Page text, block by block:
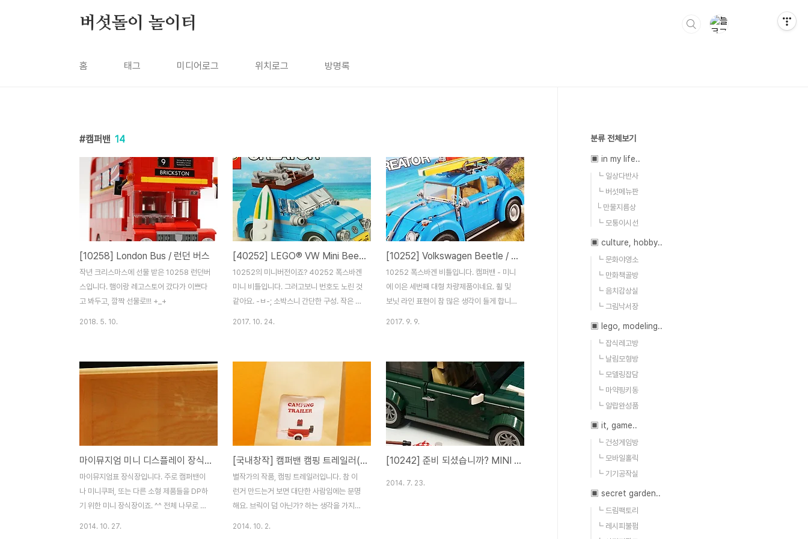
버섯돌이 놀이터
홈 태그 미디어로그 위치로그 방명록
캠퍼밴 14
[10258] London Bus / 런던 버스
작년 크리스마스에 선물 받은 10258 런던버
스입니다. 햄이랑 레고스토어 갔다가 이쁘다
고 봐두고, 깜짝 선물로!!! +_+
2018. 5. 10.
[40252] LEGO® VW Mini Beetle / 폭스바겐 미니 비틀
10252의 미니버전이죠? 40252 폭스바겐
미니 비틀입니다. 그러고보니 번호도 노린 것
같아요. -ㅂ-; 소박스니 간단한 구성. 작은 제
뚝딱뚝딱 본체 완성. 사실 라인 표현이
10252에서도 만만치 않는 차량인질라.. 미
니에서는 표현의 한계가 많은데, 많이 간결화
한 모습이 보입니다. 대신 위에 올리는 짐은
퍼펙트하네요. ㅋ 제법 귀여운 미니비틀입니
다. 10252와 비교하면, 그래도 역시 가족임
을 알 수 있죠. 10252의 뒤쪽 라인은 지금봐
도 예술이네요. 꼬마 삼총사. 캠퍼밴, 비틀, 미
니사실 미니가 가장 귀엽습니다. 이런 녀석..
2017. 10. 24.
[10252] Volkswagen Beetle / 폭스바겐 비틀
10252 폭스바겐 비틀입니다. 캠퍼밴 - 미니
에 이은 세번째 대형 차량제품이네요. 휠 및
보닛 라인 표현이 참 많은 생각이 들게 합니
- 미니를 이렇게 두니 뿌듯하네요. 최근에 런
던 2층 버스도 나왔으니, 이 라인업이 어떻게
이어져 나갈지도 궁금하네요.
2017. 9. 9.
마이뮤지엄 미니 디스플레이 장식장 ^^)b
마이뮤지엄표 장식장입니다. 주로 캠퍼밴이
나 미니쿠퍼, 또는 다른 소형 제품들을 DP하
기 위한 미니 장식장이죠. ^^ 전체 나무로 되
2014. 10. 27.
[국내창작] 캠퍼밴 캠핑 트레일러(Camping Trailer)
별작가의 작품, 캠핑 트레일러입니다. 참 이
런거 만드는거 보면 대단한 사람임에는 분명
해요. 브릭이 덤 아닌가? 하는 생각을 가지게
2014. 10. 2.
[10242] 준비 되셨습니까? MINI Cooper가 나왔습니다!
2014. 7. 23.
분류 전체보기
▣ in my life..
┗ 일상다반사
┗ 버섯메뉴판
└ 만물지름상
┗ 모퉁이시선
▣ culture, hobby..
┗ 문화야영소
┗ 만화책골방
┗ 음치감상실
┗ 그림낙서장
▣ lego, modeling..
┗ 잡식레고방
┗ 날림모형방
┗ 모델링잡담
┗ 마약핑키동
┗ 알랍완성품
▣ it, game..
┗ 건성게임방
┗ 모바일홀릭
┗ 기기공작실
▣ secret garden..
┗ 드림팩토리
┗ 레시피불펌